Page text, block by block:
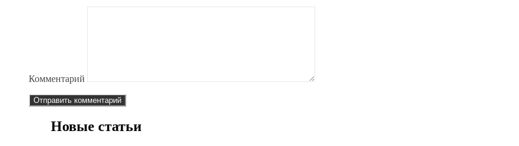
Комментарий
Новые статьи